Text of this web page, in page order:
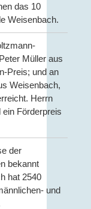
das 10
Weisenbach.
Müller aus
Preis; und an
Weisenbach,
Herrn
Förderpreis
der
bekannt
hat 2540
und